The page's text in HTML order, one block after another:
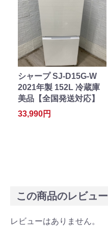
シャープ SJ-D15G-W
2021年製 152L 冷蔵庫
美品【全国発送対応】
33,990円
この商品のレビュー
レビューはありません。